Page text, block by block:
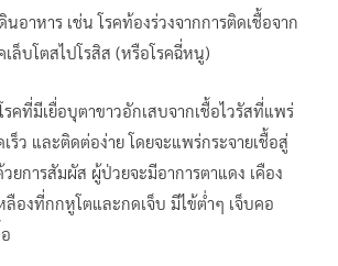
นอาหาร เช่น โรคท้องร่วงจากการติดเชื้อจาก
ล็บโตสไปโรสิส (หรือโรคฉี่หนู)
รคที่มีเยื่อบุตาขาวอักเสบจากเชื้อไวรัสที่แพร่
เร็ว และติดต่อง่าย โดยจะแพร่กระจายเชื้อสู่
ยการสัมผัส ผู้ป่วยจะมีอาการตาแดง เคือง
ลืองที่กกหูโตและกดเจ็บ มีไข้ต่ำๆ เจ็บคอ